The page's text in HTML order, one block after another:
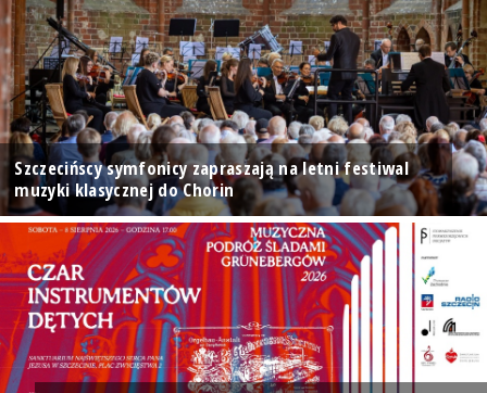
Szczecińscy symfonicy zapraszają na letni festiwal
muzyki klasycznej do Chorin